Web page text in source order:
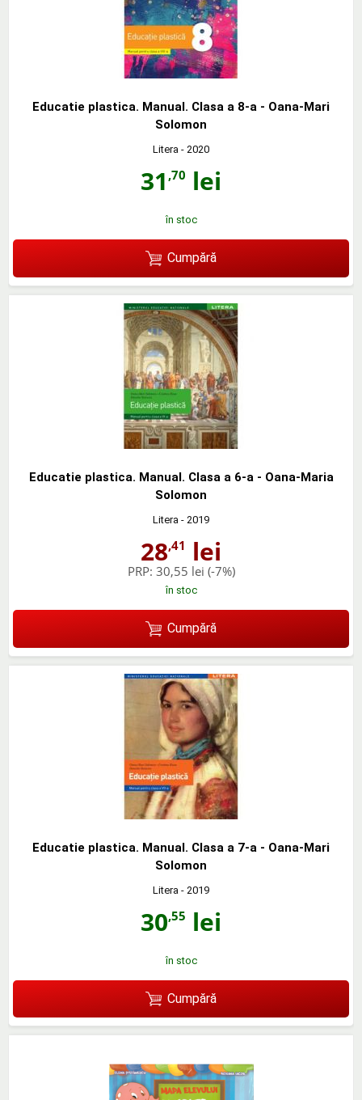
Educatie plastica. Manual. Clasa a 8-a - Oana-Mari
Solomon
Litera - 2020
31 ,70 lei
în stoc
Cumpără
Educatie plastica. Manual. Clasa a 6-a - Oana-Maria
Solomon
Litera - 2019
28,41 lei
PRP: 30,55 lei (-7%)
în stoc
Cumpără
Educatie plastica. Manual. Clasa a 7-a - Oana-Mari
Solomon
Litera - 2019
30,55 lei
în stoc
Cumpără